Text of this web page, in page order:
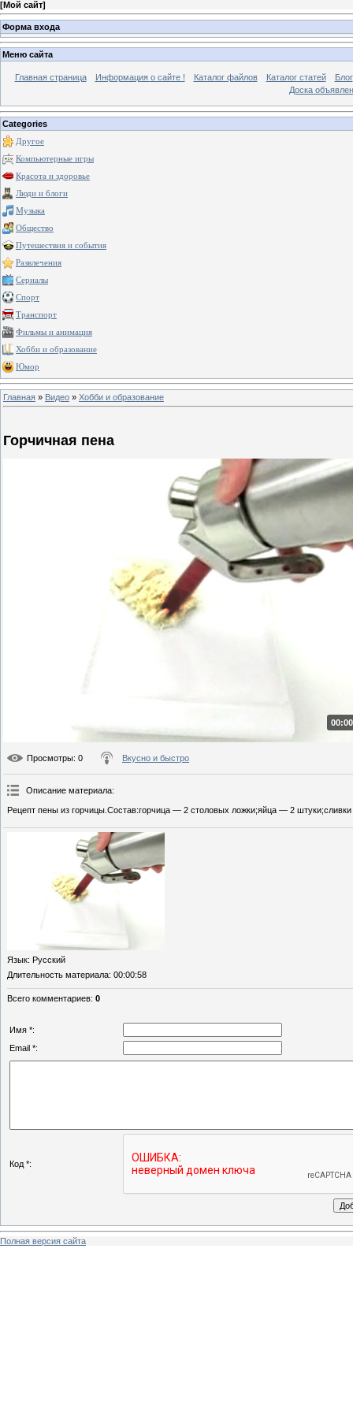
[Мой сайт]
Форма входа
Меню сайта
Главная страница Информация о сайте ! Каталог файлов Каталог статей
Блог
Доска
Categories
Другое
Компьютерные игры
Красота и здоровье
Люди и блоги
Музыка
Общество
Путешествия и события
Развлечения
Сериалы
Спорт
Транспорт
Фильмы и анимация
Хобби и образование
Юмор
Главная » Видео » Хобби и образование
Горчичная пена
Просмотры: 0 Вкусно и быстро
Описание материала:
Рецепт пены из горчицы.Состав:горчица — 2 столовых ложки;яйца — 2
Язык: Русский
Длительность материала: 00:00:58
Всего комментариев: 0
Имя *:
Email *:
Код *:
Полная версия сайта